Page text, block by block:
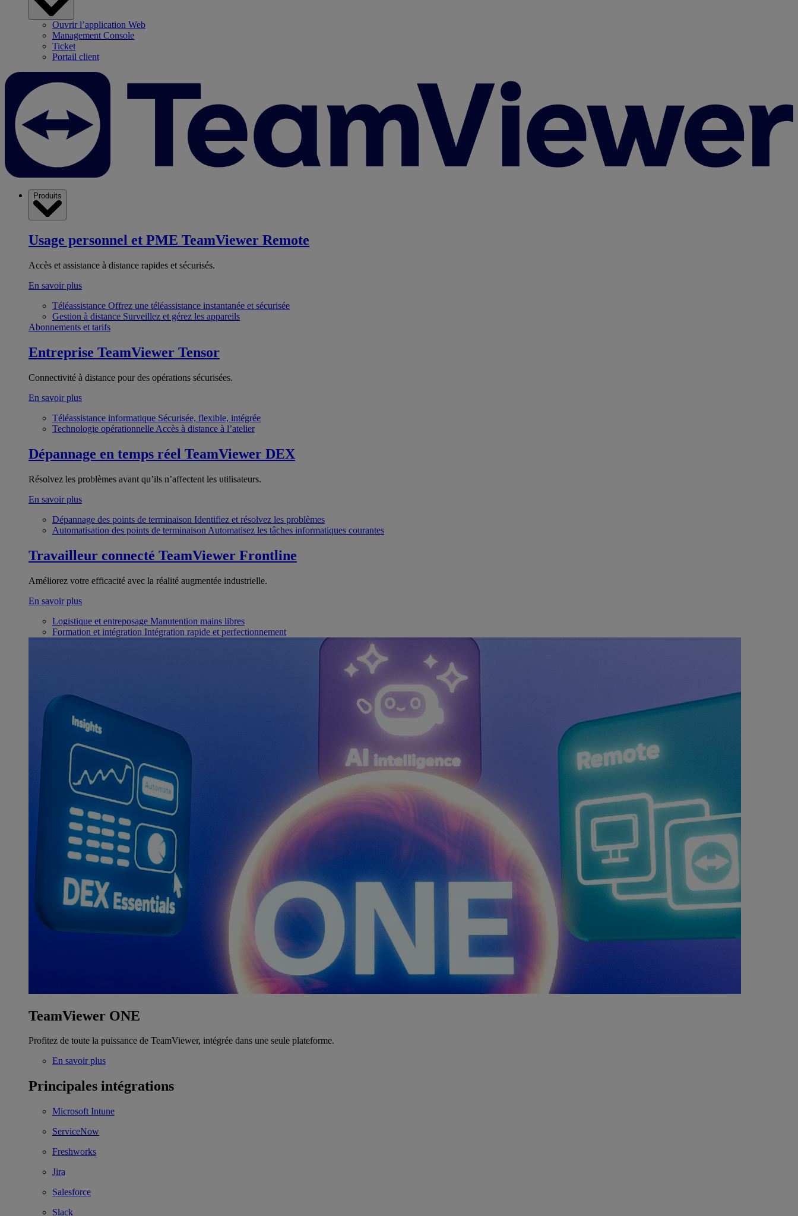
Ouvrir l’application Web
Management Console
Ticket
Portail client
Produits
Usage personnel et PME TeamViewer Remote
Accès et assistance à distance rapides et sécurisés.
En savoir plus
Téléassistance Offrez une téléassistance instantanée et sécurisée
Gestion à distance Surveillez et gérez les appareils
Abonnements et tarifs
Entreprise TeamViewer Tensor
Connectivité à distance pour des opérations sécurisées.
En savoir plus
Téléassistance informatique Sécurisée, flexible, intégrée
Technologie opérationnelle Accès à distance à l’atelier
Dépannage en temps réel TeamViewer DEX
Résolvez les problèmes avant qu’ils n’affectent les utilisateurs.
En savoir plus
Dépannage des points de terminaison Identifiez et résolvez les problèmes
Automatisation des points de terminaison Automatisez les tâches informatiques courantes
Travailleur connecté TeamViewer Frontline
Améliorez votre efficacité avec la réalité augmentée industrielle.
En savoir plus
Logistique et entreposage Manutention mains libres
Formation et intégration Intégration rapide et perfectionnement
TeamViewer ONE
Profitez de toute la puissance de TeamViewer, intégrée dans une seule plateforme.
En savoir plus
Principales intégrations
Microsoft Intune
ServiceNow
Freshworks
Jira
Salesforce
Slack